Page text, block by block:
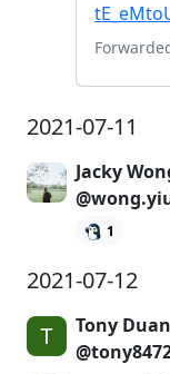
2021-07-11
Jacky
1
2021-07-12
Tony Duan